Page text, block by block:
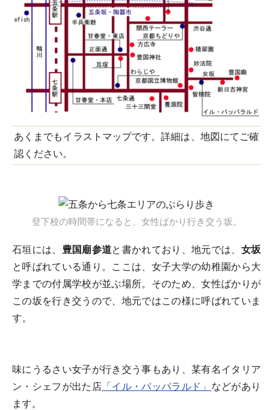
あくまでもイラストマップです。詳細は、地図にてご確
認ください。
登下校の時間帯になると、女性ばかり行き交う坂。
石垣には、 豊国廟参道と書かれており、地元では、 女坂
と呼ばれている通り。ここは、女子大学の幼稚園から大
学までの付属学校が並ぶ場所。そのため、女性ばかりが
この坂を行き交うので、地元ではこの様に呼ばれていま
す。
味にうるさい女子が行き交う事もあり、某有名イタリア
ン・シェフが出た店 「イル・パッパラルド」 などがあり
ます。